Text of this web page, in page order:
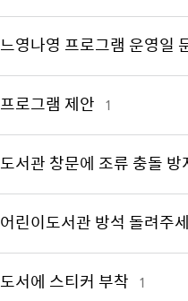
느영나영 프로그램 운영일
프로그램 제안 1
도서관 창문에 조류 충돌
어린이도서관 방석 돌려주
도서에 스티커 부착 1